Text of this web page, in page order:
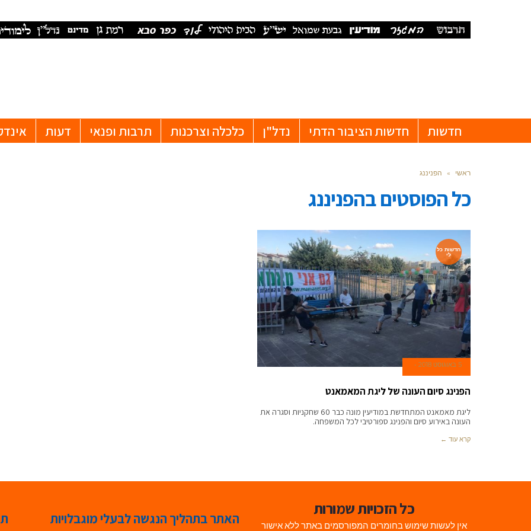
חדשות חדשות הציבור הדתי נדל"ן כלכלה וצרכנות תרבות ופנאי דעות
ראשי » הפניננג
כל הפוסטים בהפניננג
חדשות כל
לי
5 באוגוסט 2018
הפנינג סיום העונה של ליגת המאמאנט
ליגת מאמאנט המתחדשת במודיעין מונה כבר 60 שחקניות וסגרה את
העונה באירוע סיום והפנינג ספורטיבי לכל המשפחה.
קרא עוד ←
כל הזכויות שמורות
אין לעשות שימוש בחומרים המפורסמים באתר ללא אישור האתר בתהליך הנגשה לבעלי מוגבלויות